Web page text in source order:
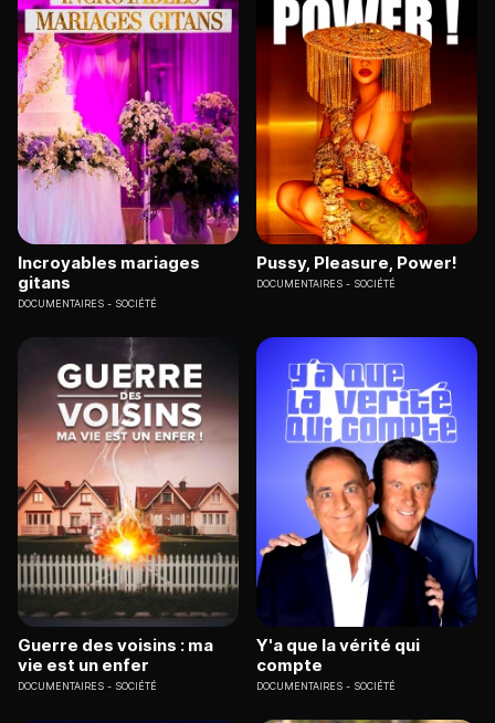
Incroyables mariages
gitans
DOCUMENTAIRES SOCIÉTÉ
Pussy, Pleasure, Power!
DOCUMENTAIRES SOCIÉTÉ
Guerre des voisins : ma
vie est un enfer
DOCUMENTAIRES SOCIÉTÉ
Y'a que la vérité qui
compte
DOCUMENTAIRES SOCIÉTÉ